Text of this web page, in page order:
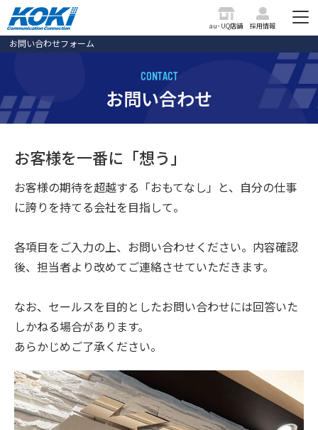
au･UQ店舗 採用情報
お問い合わせフォーム
CONTACT
お問い合わせ
お客様を一番に「想う」
お客様の期待を超越する「おもてなし」と、 自分の仕事
に誇りを持てる会社を目指して。
各項目をご入力の上、お問い合わせください。 内容確認
後、担当者より改めてご連絡させていただきます。
なお、セールスを目的としたお問い合わせには回答いた
しかねる場合があります。
あらかじめご了承ください。